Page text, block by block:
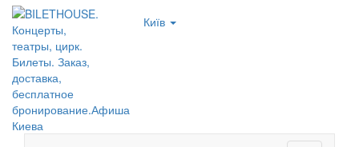
Київ